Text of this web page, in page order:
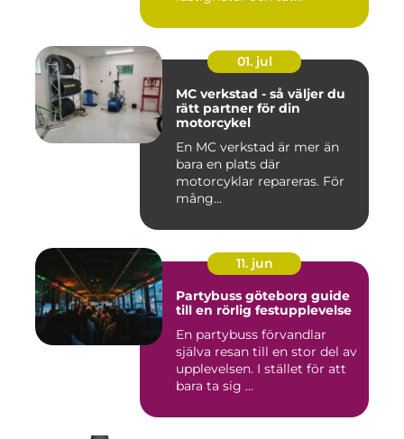
01. jul
MC verkstad - så väljer du
rätt partner för din
motorcykel
En MC verkstad är mer än
bara en plats där
motorcyklar repareras. För
mång...
11. jun
Partybuss göteborg guide
till en rörlig festupplevelse
En partybuss förvandlar
själva resan till en stor del av
upplevelsen. I stället för att
bara ta sig ...